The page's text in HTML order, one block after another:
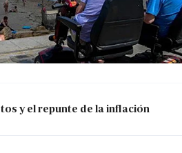
y el repunte de la inflación